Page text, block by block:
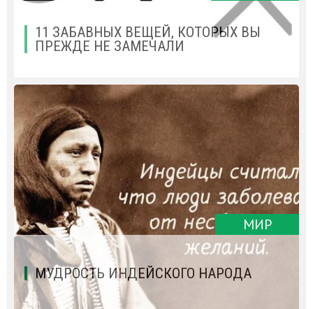
11 ЗАБАВНЫХ ВЕЩЕЙ, КОТОРЫХ ВЫ
ПРЕЖДЕ НЕ ЗАМЕЧАЛИ
МИР
МУДРОСТЬ ИНДЕЙСКОГО НАРОДА